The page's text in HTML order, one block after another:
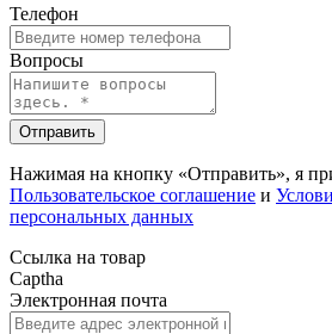
Телефон
Вопросы
Отправить
Нажимая на кнопку «Отправить», я
Пользовательское соглашение и
персональных данных
Ссылка на товар
Captha
Электронная почта